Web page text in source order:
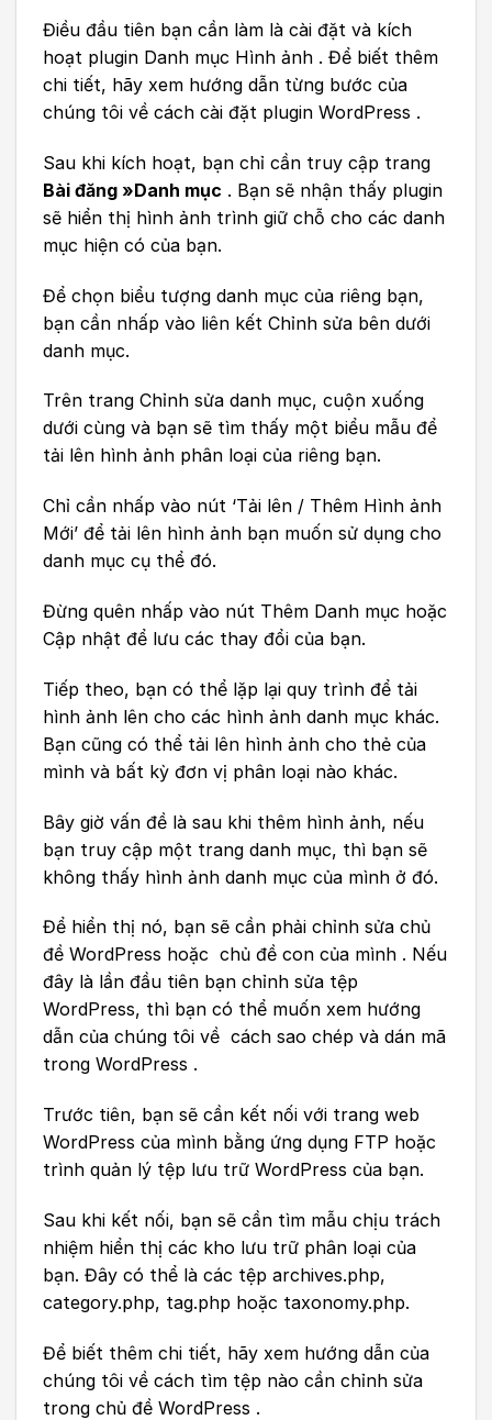
Điều đầu tiên bạn cần làm là cài đặt và kích
hoạt plugin Danh mục Hình ảnh . Để biết thêm
chi tiết, hãy xem hướng dẫn từng bước của
chúng tôi về cách cài đặt plugin WordPress .
Sau khi kích hoạt, bạn chỉ cần truy cập trang
Bài đăng »Danh mục . Bạn sẽ nhận thấy plugin
sẽ hiển thị hình ảnh trình giữ chỗ cho các danh
mục hiện có của bạn.
Để chọn biểu tượng danh mục của riêng bạn,
bạn cần nhấp vào liên kết Chỉnh sửa bên dưới
danh mục.
Trên trang Chỉnh sửa danh mục, cuộn xuống
dưới cùng và bạn sẽ tìm thấy một biểu mẫu để
tải lên hình ảnh phân loại của riêng bạn.
Chỉ cần nhấp vào nút ‘Tải lên / Thêm Hình ảnh
Mới’ để tải lên hình ảnh bạn muốn sử dụng cho
danh mục cụ thể đó.
Đừng quên nhấp vào nút Thêm Danh mục hoặc
Cập nhật để lưu các thay đổi của bạn.
Tiếp theo, bạn có thể lặp lại quy trình để tải
hình ảnh lên cho các hình ảnh danh mục khác.
Bạn cũng có thể tải lên hình ảnh cho thẻ của
mình và bất kỳ đơn vị phân loại nào khác.
Bây giờ vấn đề là sau khi thêm hình ảnh, nếu
bạn truy cập một trang danh mục, thì bạn sẽ
không thấy hình ảnh danh mục của mình ở đó.
Để hiển thị nó, bạn sẽ cần phải chỉnh sửa chủ
đề WordPress hoặc chủ đề con của mình . Nếu
đây là lần đầu tiên bạn chỉnh sửa tệp
WordPress, thì bạn có thể muốn xem hướng
dẫn của chúng tôi về cách sao chép và dán mã
trong WordPress .
Trước tiên, bạn sẽ cần kết nối với trang web
WordPress của mình bằng ứng dụng FTP hoặc
trình quản lý tệp lưu trữ WordPress của bạn.
Sau khi kết nối, bạn sẽ cần tìm mẫu chịu trách
nhiệm hiển thị các kho lưu trữ phân loại của
bạn. Đây có thể là các tệp archives.php,
category.php, tag.php hoặc taxonomy.php.
Để biết thêm chi tiết, hãy xem hướng dẫn của
chúng tôi về cách tìm tệp nào cần chỉnh sửa
trong chủ đề WordPress .